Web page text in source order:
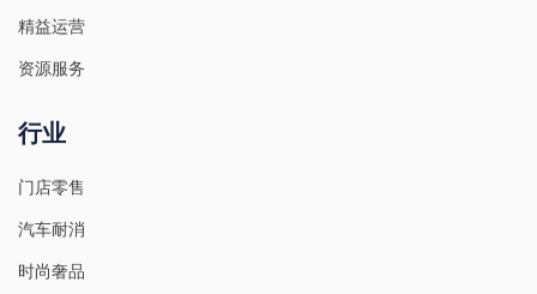
精益运营
资源服务
行业
门店零售
汽车耐消
时尚奢品